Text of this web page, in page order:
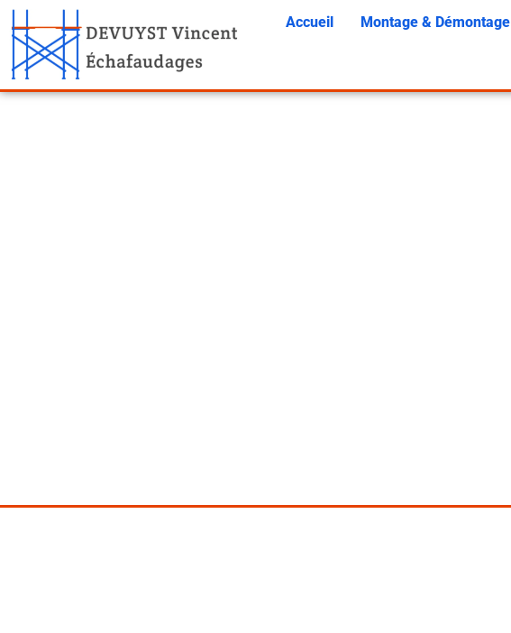
Accueil Montage & Démontage